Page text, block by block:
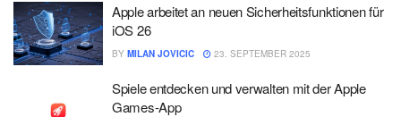
Apple arbeitet an neuen Sicherheitsfunktionen für
iOS 26
BY MILAN JOVICIC 23. SEPTEMBER 2025
Spiele entdecken und verwalten mit der Apple
Games-App